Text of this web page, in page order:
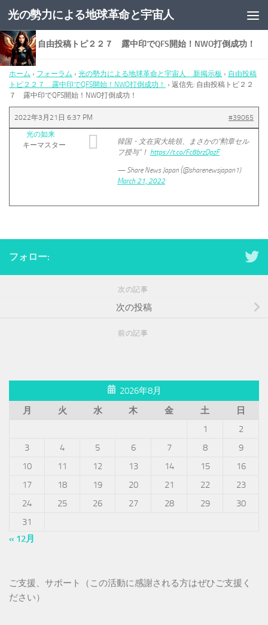
コンテンツへスキップ
光の勢力による地球革命と宇宙人
返信先: 自由投稿トピ２２７ 露中印でQFS開始！NWO打倒成功！
ホーム › フォーラム › 光の勢力による地球革命と宇宙人 新掲示板 › 自由投稿
トピ２２７ 露中印でQFS開始！NWO打倒成功！
› 返信先: 自由投稿トピ２２
７ 露中印でQFS開始！NWO打倒成功！
2022年3月21日 6:37 PM
#39065
光の如来
キーマスター
韓国・文在寅大統領、まさかの“勲章セル
フ授与”！ https://t.co/Fc8brzDpzF
— Share News Japan (@sharenewsjapan1)
March 21, 2022
フォロー:
次の記事
次の投稿
前の記事
2026年8月
月
火 水 木 金 土
日
1
2
3
4 5 6 7 8
9
10
11 12 13 14 15
16
17
18 19 20 21 22
23
24
25 26 27 28 29
30
31
« 12月
ご支援、サポート（この活動に感謝される方はぜひご支援く
ださい）